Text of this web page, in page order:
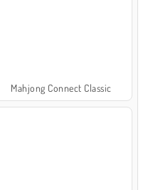
Mahjong Connect Classic